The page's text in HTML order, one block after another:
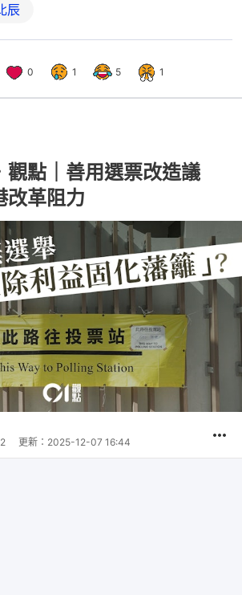
辰
0 1 5 1
觀點｜善用選票改造議
革阻力
更新： 2025-12-07 16:44